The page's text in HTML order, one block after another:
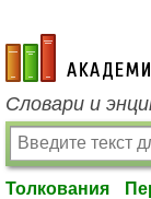
academic.ru
Словари и
Толкования